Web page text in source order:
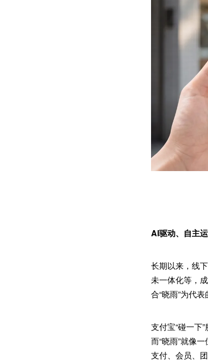
AI驱动、自主
长期以来，线
未一体化等，
合“晓雨”为代
支付宝“碰一下
而“晓雨”就像
支付、会员、